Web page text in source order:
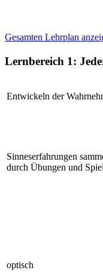
Gesamten Lehrplan
Lernbereich 1:
Entwickeln der
Sinneserfahrungen
durch Übungen und
optisch